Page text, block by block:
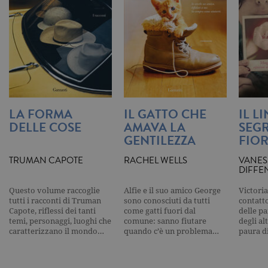
LA FORMA
DELLE COSE
TRUMAN CAPOTE
Questo volume raccoglie
tutti i racconti di Truman
Capote, riflessi dei tanti
temi, personaggi, luoghi che
caratterizzano il mondo…
IL GATTO CHE
AMAVA LA
GENTILEZZA
RACHEL WELLS
Alfie e il suo amico George
sono conosciuti da tutti
come gatti fuori dal
comune: sanno fiutare
quando c’è un problema…
IL
delle
degli
paura
pagina
_gat_UA-16356920-1
.garzanti.it 1 minuto
Si tratta di
cookie di
pattern
impostato
Google
Analytics,
l'elemento
pattern sul
nome
univoco
del sito
una
del cookie
che viene
limitare la
quantità
registrati da
Google su
Web ad
volume di